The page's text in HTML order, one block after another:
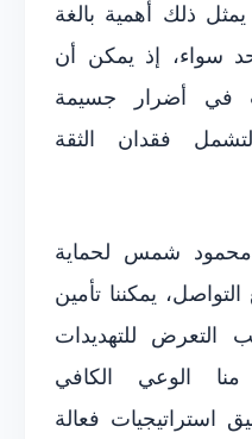
يمثل ذلك أهمية بالغة
سواء، إذ يمكن أن
في أضرار جسيمة
لتشمل فقدان الثقة
شمس لحماية
يمكننا تأمين
التعرض للتهديدات
الوعي الكافي
استراتيجيات فعالة